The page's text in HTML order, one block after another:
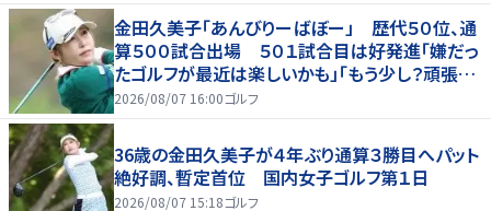
金田久美子「あんびりーばぼー」 歴代５０位、通
算５００試合出場 ５０１試合目は好発進「嫌だっ
たゴルフが最近は楽しいかも」「もう少し？頑張り
たいな」
2026/08/07 16:00ゴルフ
36歳の金田久美子が４年ぶり通算３勝目へパット
絶好調、暫定首位 国内女子ゴルフ第１日
2026/08/07 15:18ゴルフ